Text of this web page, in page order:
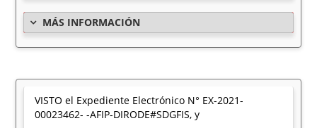
MÁS INFORMACIÓN
VISTO el Expediente Electrónico N° EX-2021-
00023462- -AFIP-DIRODE#SDGFIS, y